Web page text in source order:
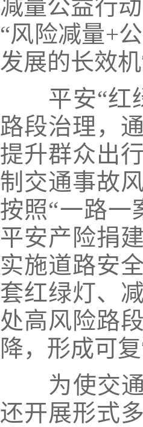
减量公益行
“风险减量+
发展的长效机
平安“红
路段治理，
提升群众出
制交通事故
按照“一路一
平安产险捐
实施道路安全
套红绿灯、
处高风险路
降，形成可
为使交
还开展形式